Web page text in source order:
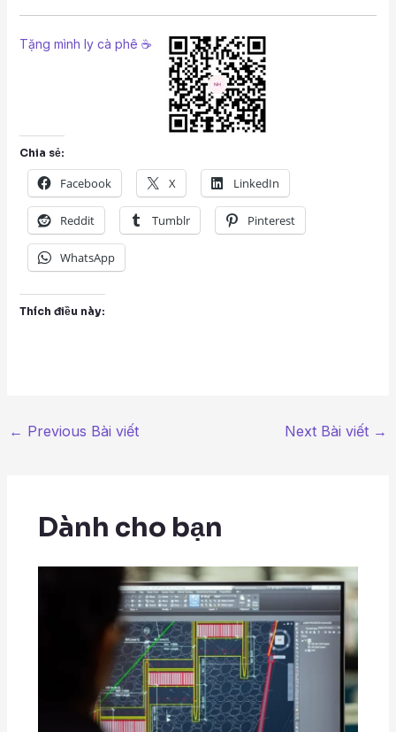
Tặng mình ly cà phê ☕
Chia sẻ:
Facebook X LinkedIn
Reddit Tumblr Pinterest
WhatsApp
Thích điều này:
← Previous Bài viết Next Bài viết →
Dành cho bạn